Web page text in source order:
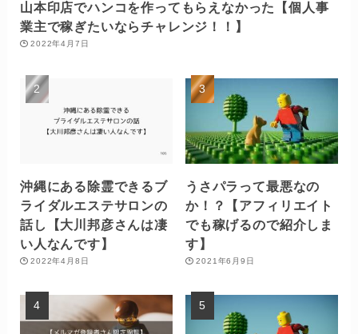
山本印店でハンコを作ってもらえなかった【個人事
業主で稼ぎたいならチャレンジ！！】
2022年4月7日
沖縄にある除霊できるブ
ライダルエステサロンの
話し【大川邦彦さんは凄
い人なんです】
2022年4月8日
うさパラって最悪なの
か！？【アフィリエイト
でも稼げるので紹介しま
す】
2021年6月9日